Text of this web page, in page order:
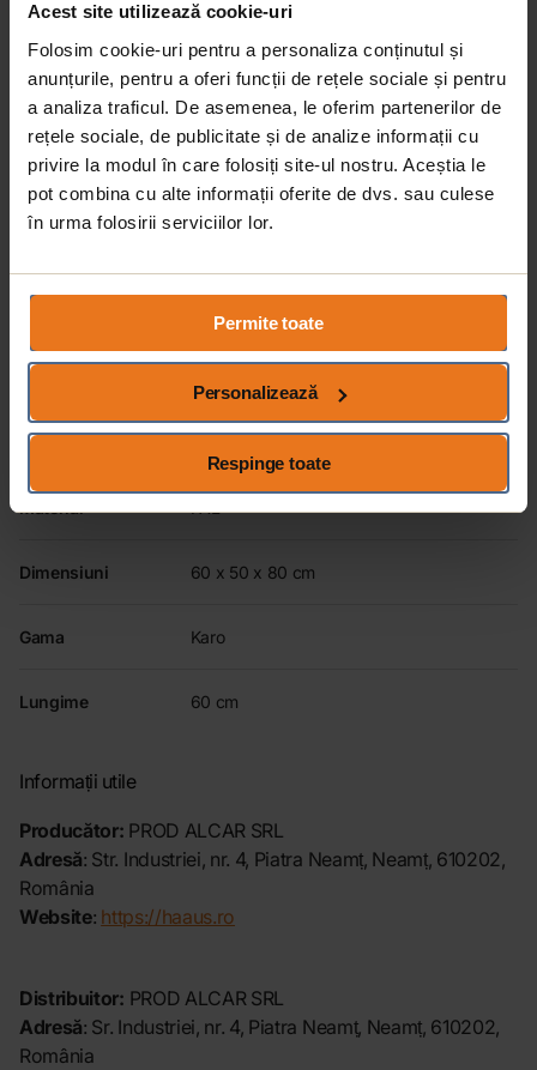
Acest site utilizează cookie-uri
Folosim cookie-uri pentru a personaliza conținutul și
anunțurile, pentru a oferi funcții de rețele sociale și pentru
a analiza traficul. De asemenea, le oferim partenerilor de
rețele sociale, de publicitate și de analize informații cu
privire la modul în care folosiți site-ul nostru. Aceștia le
pot combina cu alte informații oferite de dvs. sau culese
în urma folosirii serviciilor lor.
Permite toate
Personalizează
Respinge toate
Numar usi
Material PAL
Dimensiuni 60 x 50 x 80 cm
Gama Karo
Lungime 60 cm
Informații utile
Producător: PROD ALCAR SRL
Adresă: Str. Industriei, nr. 4, Piatra Neamț, Neamț, 610202,
România
Website: https://haaus.ro
Distribuitor: PROD ALCAR SRL
Adresă: Sr. Industriei, nr. 4, Piatra Neamț, Neamț, 610202,
România